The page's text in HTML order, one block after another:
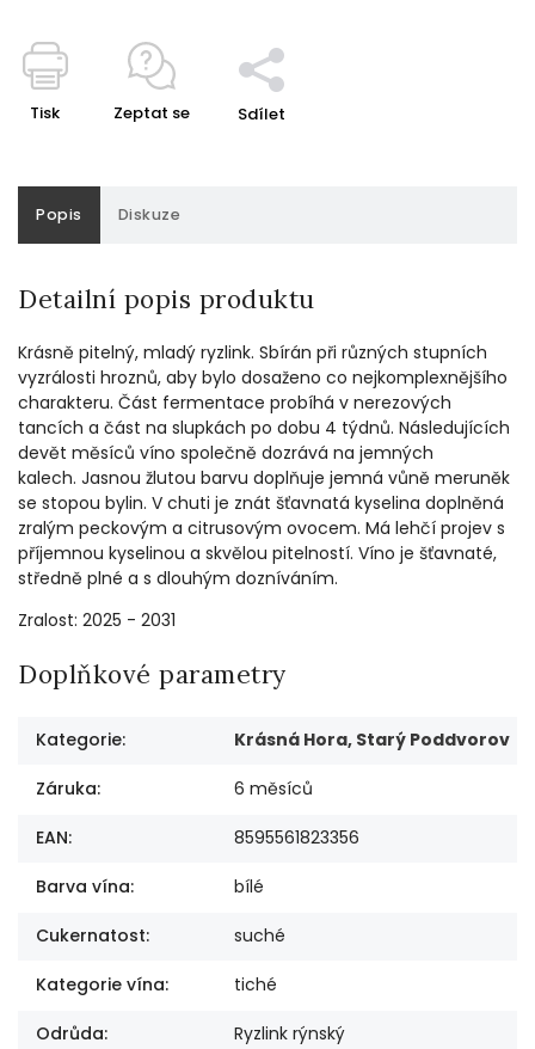
Tisk Zeptat se Sdílet
Popis Diskuze
Detailní popis produktu
Krásně pitelný, mladý ryzlink. Sbírán při různých stupních
vyzrálosti hroznů, aby bylo dosaženo co nejkomplexnějšího
charakteru. Část fermentace probíhá v nerezových
tancích a část na slupkách po dobu 4 týdnů. Následujících
devět měsíců víno společně dozrává na jemných
kalech. Jasnou žlutou barvu doplňuje jemná vůně meruněk
se stopou bylin. V chuti je znát šťavnatá kyselina doplněná
zralým peckovým a citrusovým ovocem. Má lehčí projev s
příjemnou kyselinou a skvělou pitelností. Víno je šťavnaté,
středně plné a s dlouhým dozníváním.
Zralost: 2025 - 2031
Doplňkové parametry
Kategorie: Krásná Hora, Starý Poddvorov
Záruka: 6 měsíců
EAN: 8595561823356
Barva vína: bílé
Cukernatost: suché
Kategorie vína: tiché
Odrůda: Ryzlink rýnský